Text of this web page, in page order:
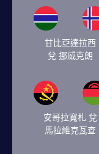
甘比亞達拉西
兌 挪威克朗
安哥拉寬札 兌
馬拉維克瓦查